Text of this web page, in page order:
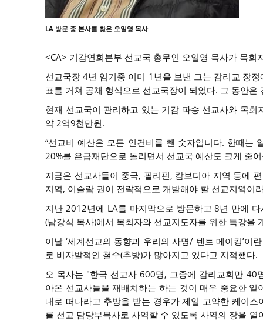
LA 방문 중 본사를 찾은 오일영 목사
<CA> 기감연회본부 선교국 총무인 오일영 목사가 목
선교국장 4년 임기중 이미 1년을 보낸 그는 감리교 장
표를 거쳐 공채 형식으로 선교국장이 되었다. 그 동안
현재 선교국이 관리하고 있는 기감 파송 선교사와 목
약 2억9천만원.
“선교비 예산은 모든 인건비를 뺀 숫자입니다. 한때
20%를 은급재단으로 돌리면서 선교국 예산도 크게 줄
지금은 선교사들이 중국, 필리핀, 캄보디아 지역 등에
지역, 이슬람 권이 전략적으로 개발해야 할 선교지역이
지난 2012년에 LA를 마지막으로 방문하고 8년 만에
(남강식 목사)에서 목회자와 선교지도자를 위한 특강을
이날 ‘세계선교의 동향과 우리의 사명/ 텐트 메이킹’
로 비자발적인 철수(추방)가 많아지고 있다고 지적했다.
오 목사는 "한국 선교사 600명, 그중에 감리교회만 40
아온 선교사들을 재배치하는 하는 것이 매우 중요한
내로 떠나라고 추방을 받는 경우가 제일 고약한 케이
를 선교 담당부목사로 사역할 수 있도록 사역의 장을